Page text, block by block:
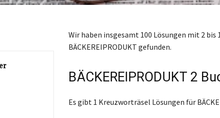
Wir haben insgesamt 100 Lösungen mit 2
BÄCKEREIPRODUKT gefunden.
BÄCKEREIPRODUKT 2
Es gibt 1 Kreuzworträsel Lösungen für